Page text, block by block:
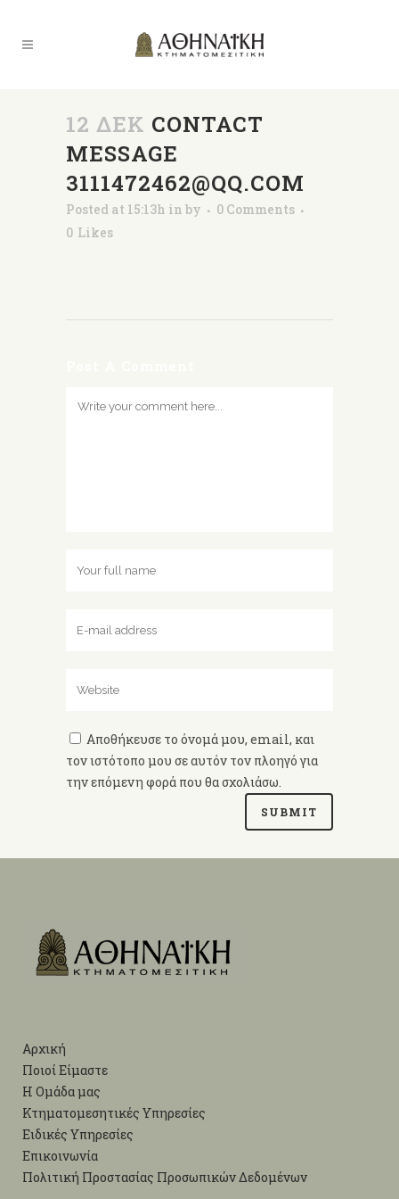
12 ΔΕΚ CONTACT
MESSAGE
3111472462@QQ.COM
Posted at 15:13h in by
0 Comments
0 Likes
Αποθήκευσε το όνομά μου, email, και
τον ιστότοπο μου σε αυτόν τον πλοηγό για
την επόμενη φορά που θα σχολιάσω.
Αρχική
Ποιοί Είμαστε
Η Ομάδα μας
Κτηματομεσητικές Υπηρεσίες
Ειδικές Υπηρεσίες
Επικοινωνία
Πολιτική Προστασίας Προσωπικών Δεδομένων